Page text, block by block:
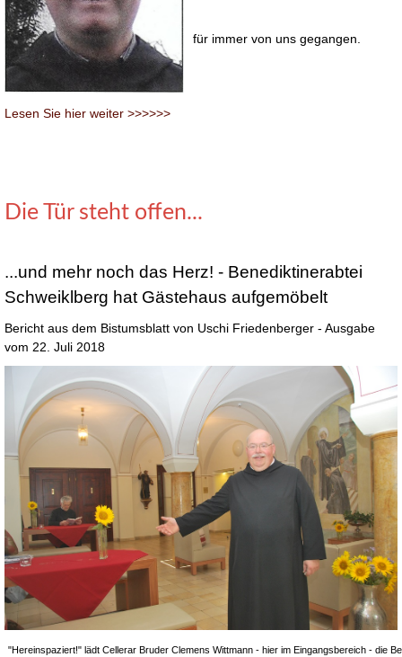
für immer von uns gegangen.
Lesen Sie hier weiter >>>>>>
Die Tür steht offen...
...und mehr noch das Herz! - Benediktinerabtei
Schweiklberg hat Gästehaus aufgemöbelt
Bericht aus dem Bistumsblatt von Uschi Friedenberger - Ausgabe
vom 22. Juli 2018
"Hereinspaziert!" lädt Cellerar Bruder Clemens Wittmann - hier im Eingangsbereich - die